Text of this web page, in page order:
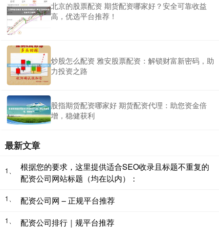
北京的股票配资 期货配资哪家好？安全可靠收益
高，优选平台推荐！
炒股怎么配资 雅安股票配资：解锁财富新密码，助
力投资之路
股指期货配资哪家好 期货配资代理：助您资金倍
增，稳健获利
最新文章
1、
根据您的要求，这里提供适合SEO收录且标题不重复的
配资公司网站标题（均在以内）：
1、 配资公司网 – 正规平台推荐
1、 配资公司排行｜规平台推荐